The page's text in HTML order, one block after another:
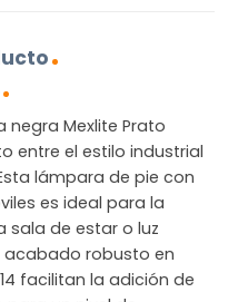
Mexlite Prato
entre el estilo industrial
lámpara de pie con
es ideal para la
sala de estar o luz
acabado robusto en
facilitan la adición de